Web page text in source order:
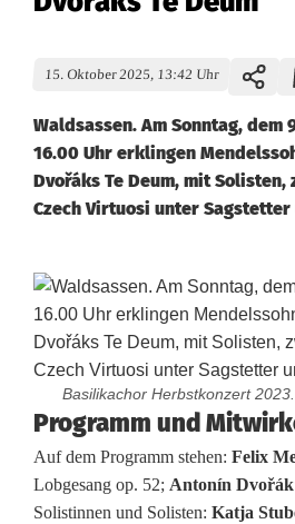
15. Oktober 2025, 13:42 Uhr
Waldsassen. Am Sonntag, dem
16.00 Uhr erklingen
Dvořáks Te Deum, mit Solisten,
Czech Virtuosi unter
Basilikachor Herbstkonzert
C
h
o
Programm und
Auf dem Programm stehen: Felix
Lobgesang op. 52; Antonín Dvořák
Solistinnen und Solisten: Katja